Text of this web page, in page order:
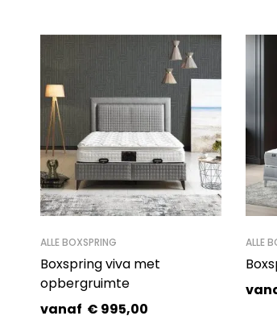
ALLE BOXSPRING
Boxspring viva met
opbergruimte
vanaf € 995,00
ALLE